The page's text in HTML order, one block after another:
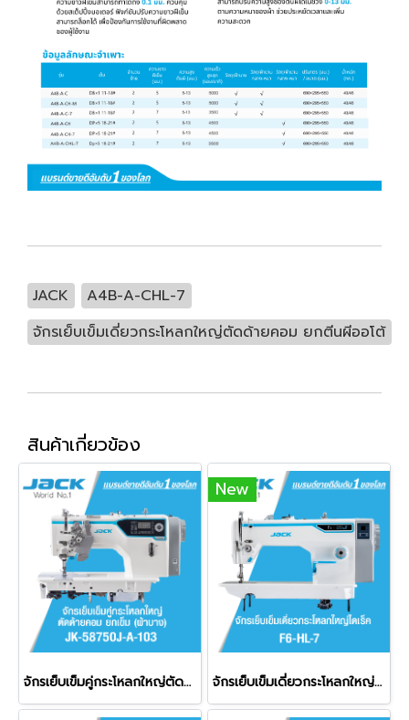
JACK
A4B-A-CHL-7
จักรเย็บเข็มเดี่ยวกระโหลกใหญ่ตัดด้ายคอม ยกตีนผีออโต้
สินค้าเกี่ยวข้อง
จักรเย็บเข็มคู่กระโหลกใหญ่ตัดด้ายคอม ยกเข็ม (ผ้าบาง) JACK รุ่น JK-58750J-A-103
New
จักรเย็บเข็มเดี่ยวกระโหลกใหญ่ไดเร็ค JACK รุ่น F6-HL-7